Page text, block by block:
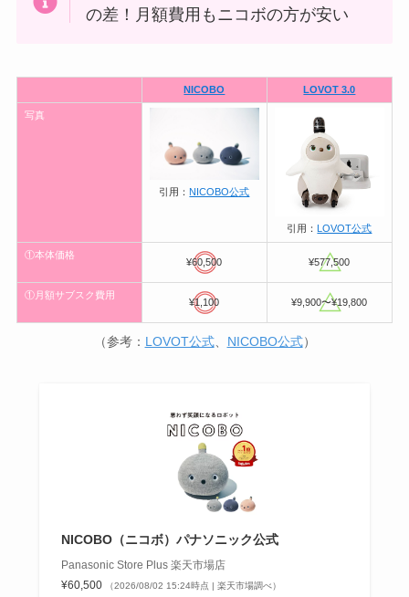
の差！月額費用もニコボの方が安い
NICOBO LOVOT 3.0
写真
引用： NICOBO公式
引用： LOVOT公式
①本体価格
¥60,500 ¥577,500
①月額サブスク費用
¥1,100 ¥9,900〜¥19,800
（参考： LOVOT公式、 NICOBO公式）
NICOBO（ニコボ）パナソニック公式
Panasonic Store Plus 楽天市場店
¥60,500
（2026/08/02 15:24時点 | 楽天市場調べ）